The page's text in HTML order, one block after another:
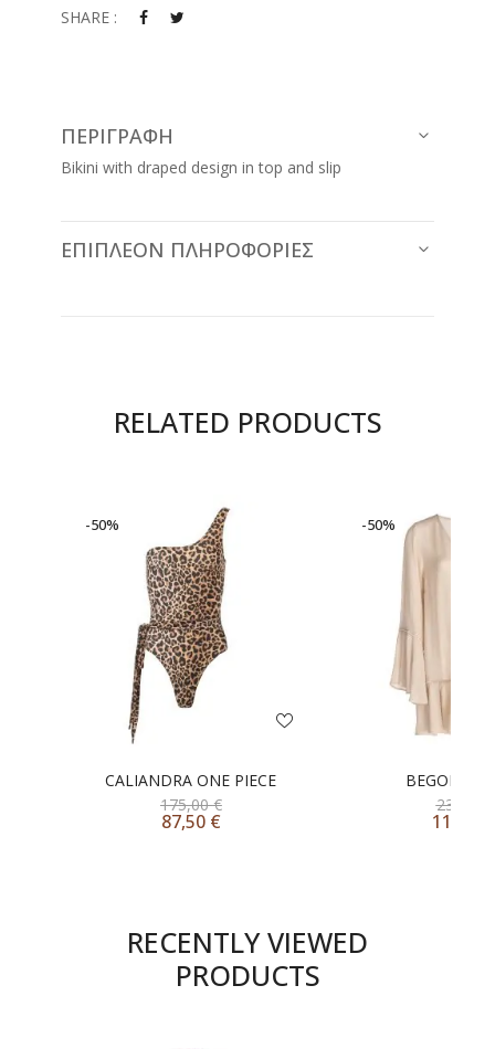
SHARE :
ΠΕΡΙΓΡΑΦΉ
Bikini with draped design in top and slip
ΕΠΙΠΛΈΟΝ ΠΛΗΡΟΦΟΡΊΕΣ
RELATED PRODUCTS
-50%
CALIANDRA ONE PIECE
175,00€
87,50 €
-50%
BEGONIA
235,00
117,50
RECENTLY VIEWED
PRODUCTS